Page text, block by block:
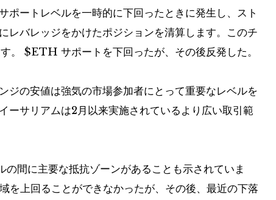
ポートレベルを一時的に下回ったときに発生し、スト
レバレッジをかけたポジションを清算します。このチ
。 $ETH サポートを下回ったが、その後反発した。
の安値は強気の市場参加者にとって重要なレベルを
ーサリアムは2月以来実施されているより広い取引範
間に主要な抵抗ゾーンがあることも示されていま
を上回ることができなかったが、その後、最近の下落